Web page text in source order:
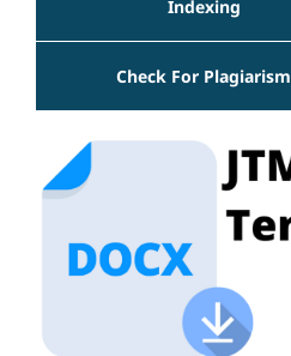
Indexing
Check For Plagiarism